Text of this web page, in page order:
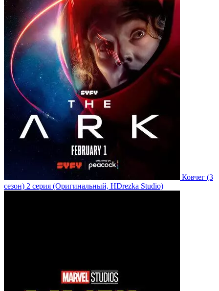
Ковчег (3
сезон) 2 серия (Оригинальный, HDrezka Studio)